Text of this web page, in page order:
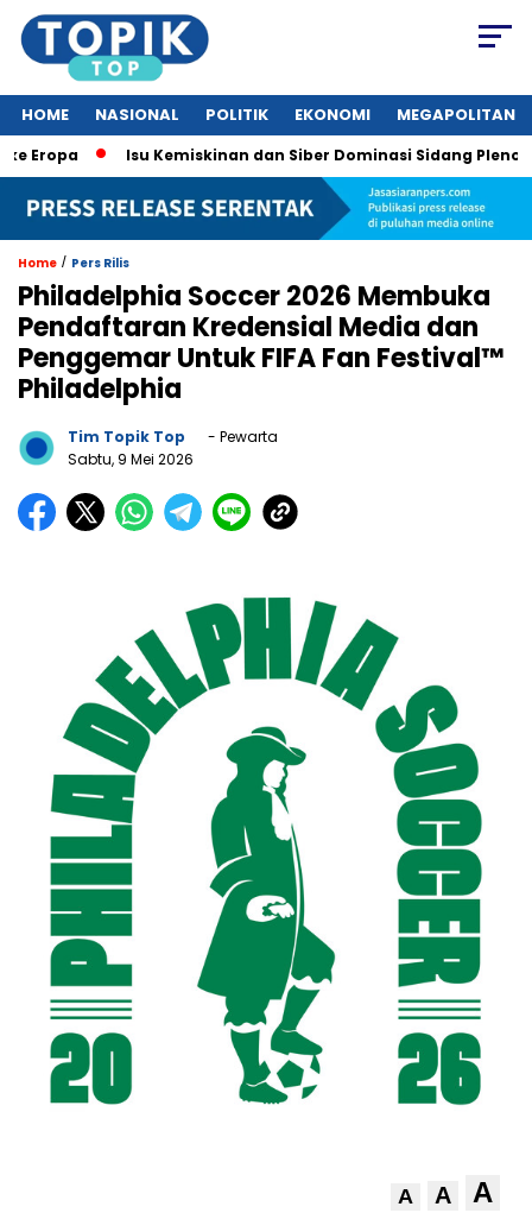
HOME NASIONAL POLITIK EKONOMI MEGAPOLITAN
Isu Kemiskinan dan Siber Dominasi Sidang Pleno KTT
Home / Pers Rilis
Philadelphia Soccer 2026 Membuka
Pendaftaran Kredensial Media dan
Penggemar Untuk FIFA Fan Festival™
Philadelphia
Tim Topik Top
- Pewarta
Sabtu, 9 Mei 2026
A A A